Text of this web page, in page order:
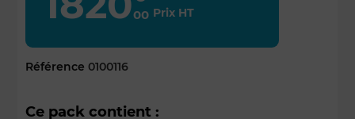
00 Prix HT
Référence 0100116
Ce pack contient :